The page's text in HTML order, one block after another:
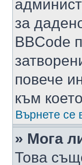
за
BBCode
повече
към
Върнете се
» Мога
Това